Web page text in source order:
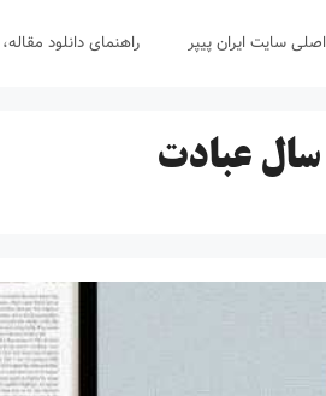
سایت ایران پیپر راهنمای دانلود